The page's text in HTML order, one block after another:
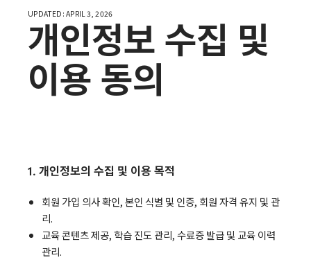
UPDATED: APRIL 3, 2026
개인정보 수집 및
이용 동의
1. 개인정보의 수집 및 이용 목적
회원 가입 의사 확인, 본인 식별 및 인증, 회원 자격 유지 및 관
리.
교육 콘텐츠 제공, 학습 진도 관리, 수료증 발급 및 교육 이력
관리.